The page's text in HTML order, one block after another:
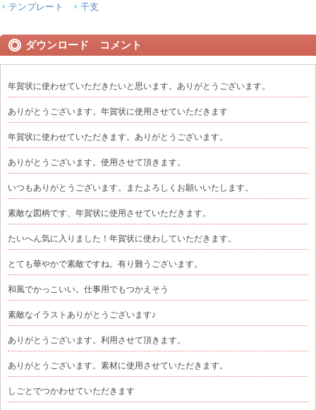
テンプレート
干支
ダウンロード コメント
年賀状に使わせていただきたいと思います。ありがとうございます。
ありがとうございます。年賀状に使用させていただきます
年賀状に使わせていただきます。ありがとうございます。
ありがとうございます。使用させて頂きます。
いつもありがとうございます。またよろしくお願いいたします。
素敵な図柄です、年賀状に使用させていただきます。
たいへん気に入りました！年賀状に使わしていただきます。
とても華やかで素敵ですね。有り難うございます。
和風でかっこいい。仕事用でもつかえそう
素敵なイラストありがとうございます♪
ありがとうございます。利用させて頂きます。
ありがとうございます。素材に使用させていただきます。
しごとでつかわせていただきます